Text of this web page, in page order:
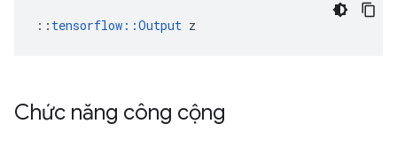
:: tensorflow::Output z
Chức năng công cộng